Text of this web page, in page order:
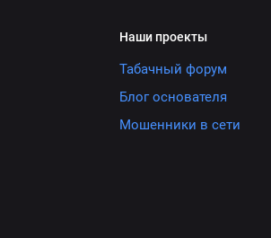
Наши проекты
Табачный форум
Блог основателя
Мошенники в сети